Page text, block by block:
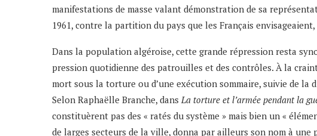
manifestations de masse valant démonstration de sa
1961, contre la partition du pays que les Français
Dans la population algéroise, cette grande répression resta
pression quotidienne des patrouilles et des contrôles. À la
mort sous la torture ou d’une exécution sommaire, suivie de
Selon Raphaëlle Branche, dansLa torture et l’armée pendant la
constituèrent pas des « ratés du système » mais bien un «
de larges secteurs de la ville, donna par ailleurs son nom à